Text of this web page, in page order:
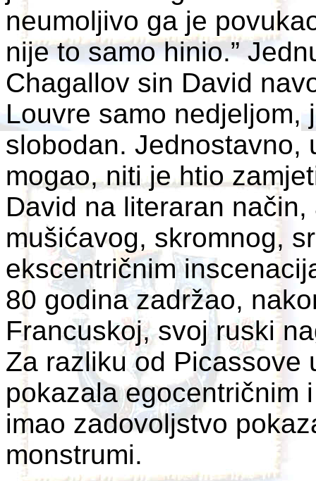
neumoljivo ga je
nije to samo hinio.”
Chagallov sin David
Louvre samo nedjeljom,
slobodan. Jednostavno,
mogao, niti je htio
David na literaran
mušićavog, skromnog,
ekscentričnim
80 godina zadržao,
Francuskoj, svoj ruski
Za razliku od Picassove
pokazala egocentričnim
imao zadovoljstvo
monstrumi.